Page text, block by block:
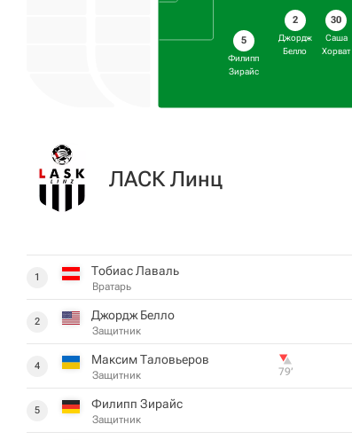
5
Филипп
Зирайс
2
Джордж
Белло
30
Саша
Хорват
ЛАСК Линц
1 Тобиас Лаваль
Вратарь
2 Джордж Белло
Защитник
4 Максим Таловьеров
Защитник 79‎’‎
5 Филипп Зирайс
Защитник